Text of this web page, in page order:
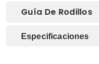
Guía De Rodillos
Especificaciones